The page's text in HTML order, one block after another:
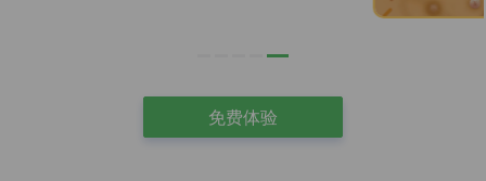
免费体验